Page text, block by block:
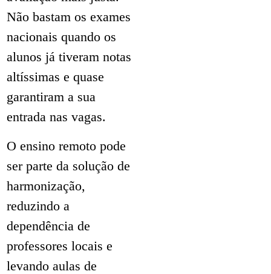
Não bastam os exames
nacionais quando os
alunos já tiveram notas
altíssimas e quase
garantiram a sua
entrada nas vagas.
O ensino remoto pode
ser parte da solução de
harmonização,
reduzindo a
dependência de
professores locais e
levando aulas de